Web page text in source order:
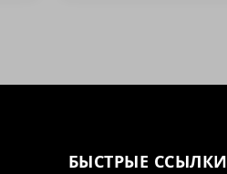
БЫСТРЫЕ ССЫЛКИ